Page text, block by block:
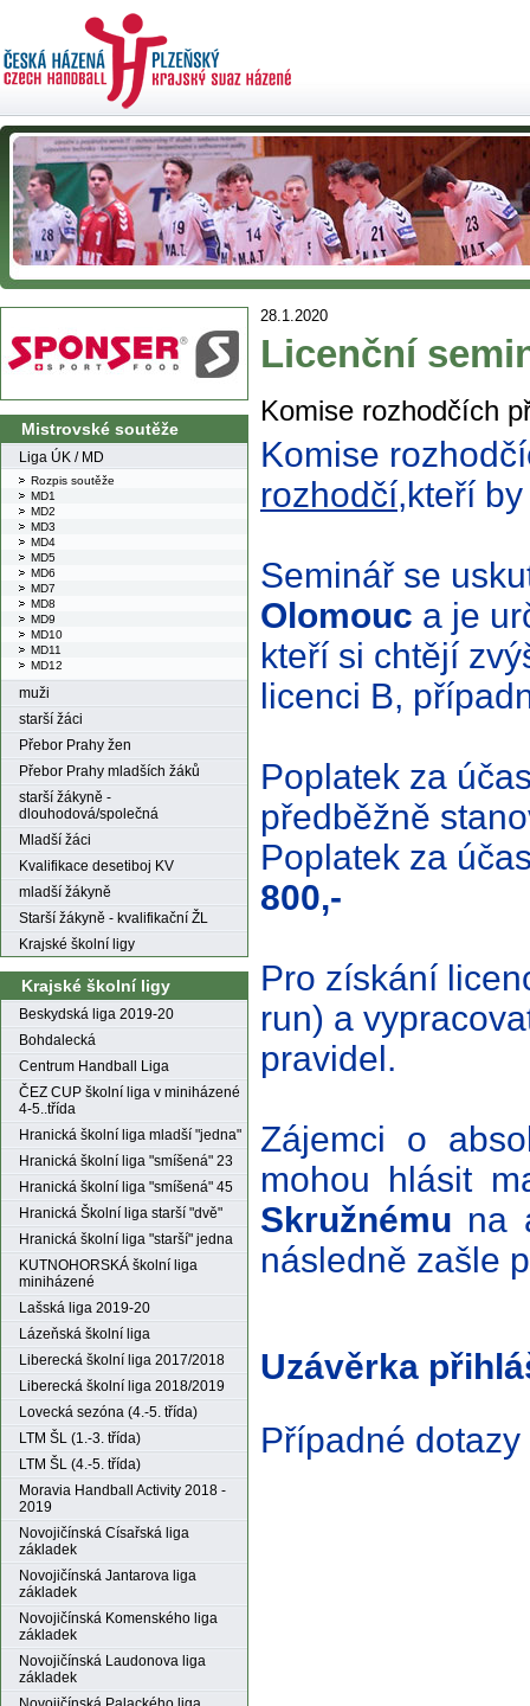
Mistrovské soutěže
Liga ÚK / MD
Rozpis soutěže
MD1
MD2
MD3
MD4
MD5
MD6
MD7
MD8
MD9
MD10
MD11
MD12
muži
starší žáci
Přebor Prahy žen
Přebor Prahy mladších žáků
starší žákyně -
dlouhodová/společná
Mladší žáci
Kvalifikace desetiboj KV
mladší žákyně
Starší žákyně - kvalifikační ŽL
Krajské školní ligy
Krajské školní ligy
Beskydská liga 2019-20
Bohdalecká
Centrum Handball Liga
ČEZ CUP školní liga v miniházené
4-5..třída
Hranická školní liga mladší "jedna"
Hranická školní liga "smíšená" 23
Hranická školní liga "smíšená" 45
Hranická Školní liga starší "dvě"
Hranická školní liga "starší" jedna
KUTNOHORSKÁ školní liga
miniházené
Lašská liga 2019-20
Lázeňská školní liga
Liberecká školní liga 2017/2018
Liberecká školní liga 2018/2019
Lovecká sezóna (4.-5. třída)
LTM ŠL (1.-3. třída)
LTM ŠL (4.-5. třída)
Moravia Handball Activity 2018 -
2019
Novojičínská Císařská liga
základek
Novojičínská Jantarova liga
základek
Novojičínská Komenského liga
základek
Novojičínská Laudonova liga
základek
28.1.2020
Licenční
Komise rozhodčích
Komise
rozhodčí,kteří
Seminář se
Olomouc a je
kteří si chtějí
licenci B,
Poplatek za
předběžně
Poplatek za
800,-
Pro získání
run) a
pravidel.
Zájemci o
mohou hlásit
Skružnému na
následně zašle
Uzávěrka
Případné